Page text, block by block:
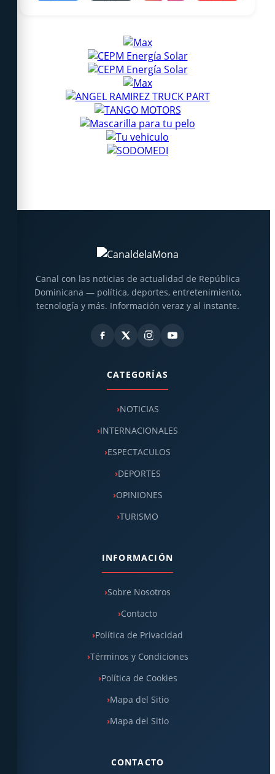
Canal con las noticias de actualidad de República
Dominicana — política, deportes, entretenimiento,
tecnología y más. Información veraz y al instante.
CATEGORÍAS
NOTICIAS
INTERNACIONALES
ESPECTACULOS
DEPORTES
OPINIONES
TURISMO
INFORMACIÓN
Sobre Nosotros
Contacto
Política de Privacidad
Términos y Condiciones
Política de Cookies
Mapa del Sitio
Mapa del Sitio
CONTACTO